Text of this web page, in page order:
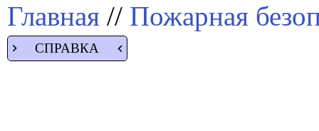
Главная // Пожарная
СПРАВКА